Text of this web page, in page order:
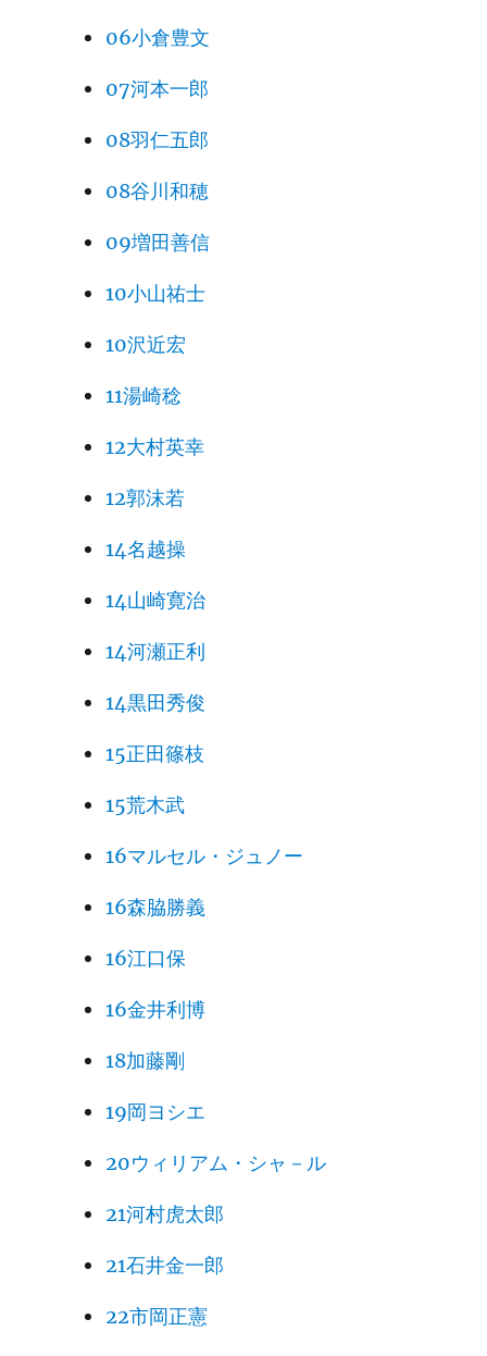
06小倉豊文
07河本一郎
08羽仁五郎
08谷川和穂
09増田善信
10小山祐士
10沢近宏
11湯崎稔
12大村英幸
12郭沫若
14名越操
14山崎寛治
14河瀬正利
14黒田秀俊
15正田篠枝
15荒木武
16マルセル・ジュノー
16森脇勝義
16江口保
16金井利博
18加藤剛
19岡ヨシエ
20ウィリアム・シャ－ル
21河村虎太郎
21石井金一郎
22市岡正憲